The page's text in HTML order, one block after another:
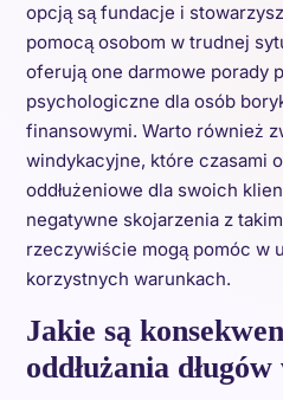
opcją są fundacje i
pomocą osobom w trudnej
oferują one darmowe porady
psychologiczne dla osób
finansowymi. Warto również
windykacyjne, które czasami
oddłużeniowe dla swoich
negatywne skojarzenia z
rzeczywiście mogą pomóc w
korzystnych warunkach.
Jakie są
oddłużania